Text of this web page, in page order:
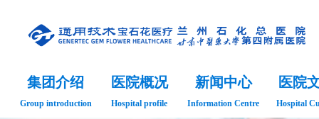
集团介绍
Group introduction
医院概况
Hospital profile
新闻中心
Information Centre
医院
Hospital